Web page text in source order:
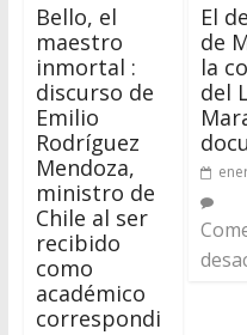
Bello, el
maestro
inmortal :
discurso de
Emilio
Rodríguez
Mendoza,
ministro de
Chile al ser
recibido
como
académico
correspondi
El
de
la
del